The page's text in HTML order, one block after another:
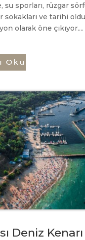
su sporları, rüzgar
sokakları ve tarihi
olarak öne çıkıyor....
Oku
Deniz